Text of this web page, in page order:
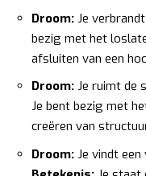
Droom: Je
bezig met het
afsluiten van een
Droom: Je ruimt de
Je bent bezig met
creëren van
Droom: Je vindt